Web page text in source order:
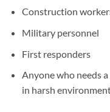
Construction
Military personnel
First responders
Anyone who needs
in harsh